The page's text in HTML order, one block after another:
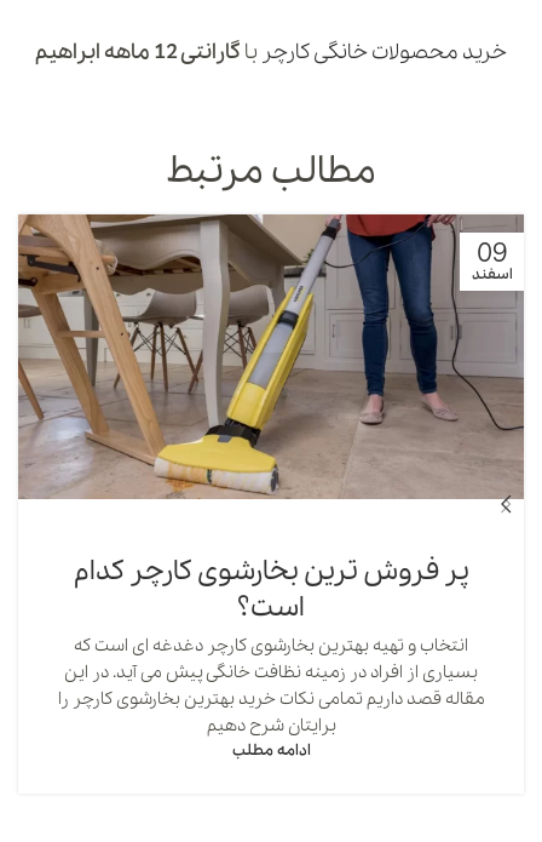
خرید محصولات خانگی کارچر با گارانتی 12 ماهه ابراهیم
مطالب مرتبط
09
اسفند
پر فروش ترین بخارشوی کارچر کدام
است؟
انتخاب و تهیه بهترین بخارشوی کارچر دغدغه ای است که
بسیاری از افراد در زمینه نظافت خانگی پیش می آید. در این
مقاله قصد داریم تمامی نکات خرید بهترین بخارشوی کارچر را
برایتان شرح دهیم
ادامه مطلب